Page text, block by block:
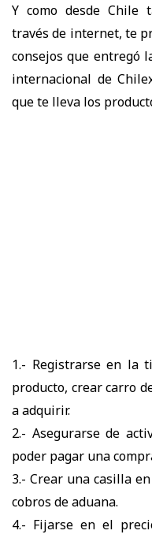
Y como desde Chile
través de internet, te
consejos que entregó
internacional de
que te lleva los
1.- Registrarse en la
producto, crear carro
a adquirir.
2.- Asegurarse de
poder pagar una
3.- Crear una casilla
cobros de aduana.
4.- Fijarse en el